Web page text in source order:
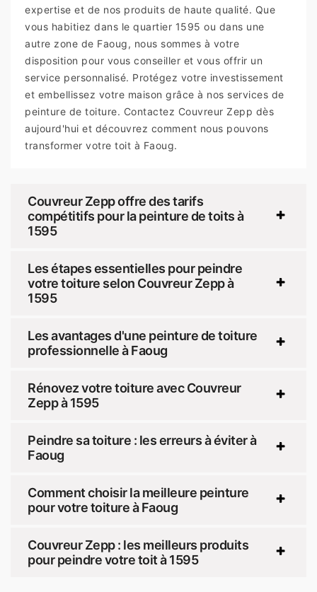
expertise et de nos produits de haute qualité. Que
vous habitiez dans le quartier 1595 ou dans une
autre zone de Faoug, nous sommes à votre
disposition pour vous conseiller et vous offrir un
service personnalisé. Protégez votre investissement
et embellissez votre maison grâce à nos services de
peinture de toiture. Contactez Couvreur Zepp dès
aujourd'hui et découvrez comment nous pouvons
transformer votre toit à Faoug.
Couvreur Zepp offre des tarifs
compétitifs pour la peinture de toits à
1595
Les étapes essentielles pour peindre
votre toiture selon Couvreur Zepp à
1595
Les avantages d'une peinture de toiture
professionnelle à Faoug
Rénovez votre toiture avec Couvreur
Zepp à 1595
Peindre sa toiture : les erreurs à éviter à
Faoug
Comment choisir la meilleure peinture
pour votre toiture à Faoug
Couvreur Zepp : les meilleurs produits
pour peindre votre toit à 1595